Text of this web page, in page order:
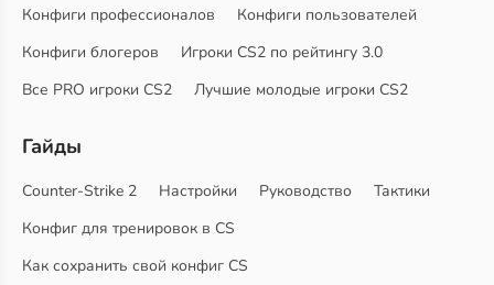
Конфиги профессионалов
Конфиги пользователей
Конфиги блогеров
Игроки CS2 по рейтингу 3.0
Все PRO игроки CS2
Лучшие молодые игроки CS2
Гайды
Counter-Strike 2 Настройки Руководство
Тактики
Конфиг для тренировок в CS
Как сохранить свой конфиг CS